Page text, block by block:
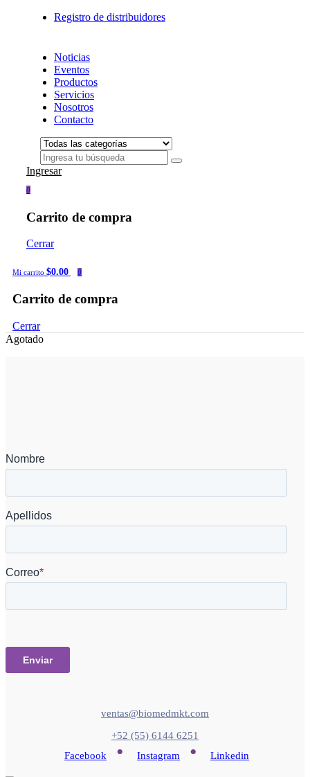
Registro de distribuidores
Noticias
Eventos
Productos
Servicios
Nosotros
Contacto
Ingresar
0
Carrito de compra
Cerrar
Mi carrito $0.00 0
Carrito de compra
Cerrar
Agotado
ventas@biomedmkt.com
+52 (55) 6144 6251
Facebook
• Instagram • Linkedin